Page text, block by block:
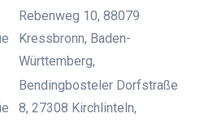
Rebenweg 10, 88079
Kressbronn, Baden-
Württemberg,
Bendingbosteler Dorfstraße
8, 27308 Kirchlinteln,